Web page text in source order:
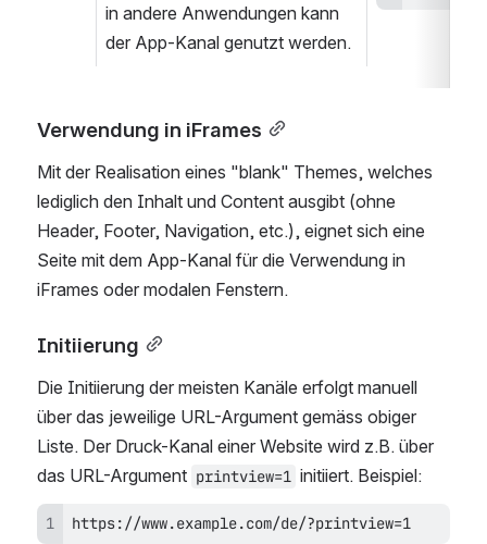
in andere Anwendungen kann
der App-Kanal genutzt werden.
Verwendung in iFrames
Mit der Realisation eines "blank" Themes, welches
lediglich den Inhalt und Content ausgibt (ohne
Header, Footer, Navigation, etc.), eignet sich eine
Seite mit dem App-Kanal für die Verwendung in
iFrames oder modalen Fenstern.
Initiierung
Die Initiierung der meisten Kanäle erfolgt manuell
über das jeweilige URL-Argument gemäss obiger
Liste. Der Druck-Kanal einer Website wird z.B. über
das URL-Argument printview=1 initiiert. Beispiel:
https://www.example.com/de/?printview=1